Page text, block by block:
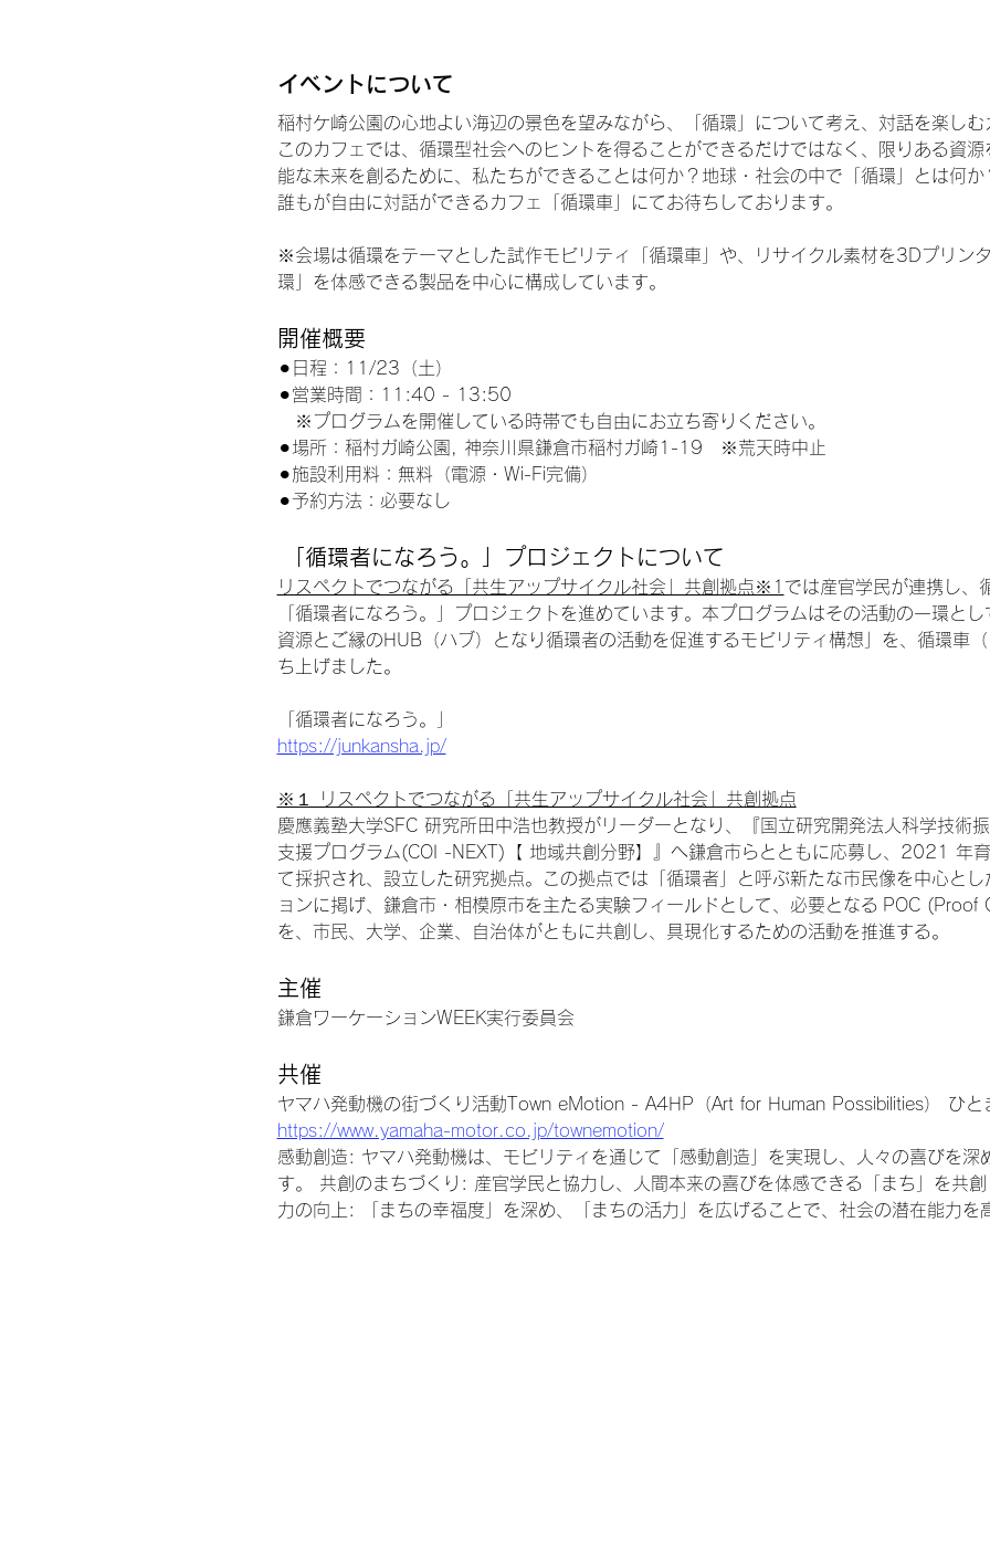
イベントについて
稲村ケ崎公園の心地よい海辺の景色を望みながら、「循環」について考え、対話を楽しむ
このカフェでは、循環型社会へのヒントを得ることができるだけではなく、限りある資
能な未来を創るために、私たちができることは何か？地球・社会の中で「循環」とは何か
誰もが自由に対話ができるカフェ「循環車」にてお待ちしております。
※会場は循環をテーマとした試作モビリティ「循環車」や、リサイクル素材を3Dプリン
環」を体感できる製品を中心に構成しています。
開催概要
⚫︎日程：11/23（土）
⚫︎営業時間：11:40 - 13:50
※プログラムを開催している時帯でも自由にお立ち寄りください。
⚫︎場所：稲村ガ崎公園, 神奈川県鎌倉市稲村ガ崎1-19　※荒天時中止
⚫︎施設利用料：無料（電源・Wi-Fi完備）
⚫︎予約方法：必要なし
「循環者になろう。」プロジェクトについて
リスペクトでつながる「共生アップサイクル社会」共創拠点※1 では産官学民が連携し、
「循環者になろう。」プロジェクトを進めています。本プログラムはその活動の一環と
資源とご縁のHUB（ハブ）となり循環者の活動を促進するモビリティ構想」を、循環車
ち上げました。
「循環者になろう。」
https://junkansha.jp/
※１ リスペクトでつながる「共生アップサイクル社会」共創拠点
慶應義塾大学SFC 研究所田中浩也教授がリーダーとなり、『国立研究開発法人科学技術
支援プログラム(COI -NEXT)【 地域共創分野】』へ鎌倉市らとともに応募し、2021 年
て採択され、設立した研究拠点。この拠点では「循環者」と呼ぶ新たな市民像を中心と
ョンに掲げ、鎌倉市・相模原市を主たる実験フィールドとして、必要となる POC (Proof
を、市民、大学、企業、自治体がともに共創し、具現化するための活動を推進する。
主催
鎌倉ワーケーションWEEK実行委員会
共催
ヤマハ発動機の街づくり活動Town eMotion - A4HP（Art for Human Possibilities） ひと
https://www.yamaha-motor.co.jp/townemotion/
感動創造: ヤマハ発動機は、モビリティを通じて「感動創造」を実現し、人々の喜びを深
す。 共創のまちづくり: 産官学民と協力し、人間本来の喜びを体感できる「まち」を共創
力の向上: 「まちの幸福度」を深め、「まちの活力」を広げることで、社会の潜在能力を